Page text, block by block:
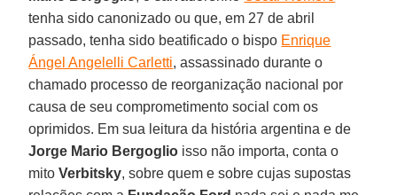
tenha sido canonizado ou que, em 27 de abril
passado, tenha sido beatificado o bispo Enrique
Ángel Angelelli Carletti, assassinado durante o
chamado processo de reorganização nacional por
causa de seu comprometimento social com os
oprimidos. Em sua leitura da história argentina e de
Jorge Mario Bergoglio isso não importa, conta o
mitoVerbitsky, sobre quem e sobre cujas supostas